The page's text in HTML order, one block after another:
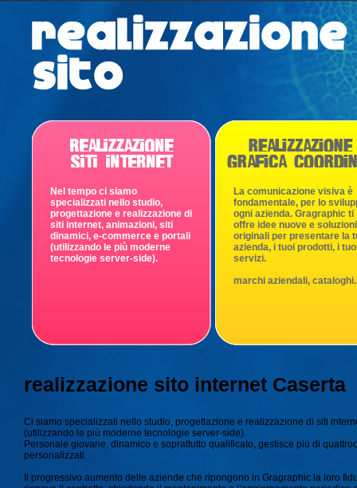
Nel tempo ci siamo
specializzati nello studio,
progettazione e realizzazione di
siti internet, animazioni, siti
dinamici, e-commerce e portali
(utilizzando le più moderne
tecnologie server-side).
La comunicazione visiva è
fondamentale, per lo
ogni azienda. Gragraphic ti
offre idee nuove e soluzioni
originali per presentare la
azienda, i tuoi prodotti, i
servizi.
marchi aziendali,
realizzazione sito internet Caserta
Ci siamo specializzati nello studio, progettazione e realizzazione di siti
(utilizzando le più moderne tecnologie server-side).
Personale giovane, dinamico e soprattutto qualificato, gestisce più di
personalizzati.
Il progressivo aumento delle aziende che ripongono in Gragraphic la loro